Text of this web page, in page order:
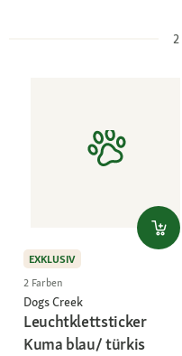
2
EXKLUSIV
2 Farben
Dogs Creek
Leuchtklettsticker
Kuma blau/ türkis